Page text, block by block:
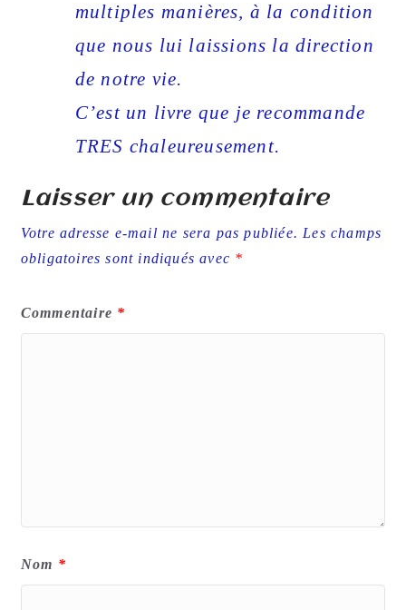
multiples manières, à la condition
que nous lui laissions la direction
de notre vie.
C’est un livre que je recommande
TRES chaleureusement.
Laisser un commentaire
Votre adresse e-mail ne sera pas publiée. Les champs
obligatoires sont indiqués avec *
Commentaire *
Nom *